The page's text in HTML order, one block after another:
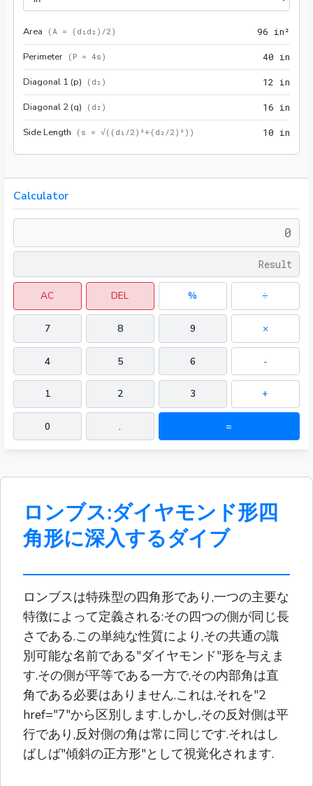
Area (A = (d₁d₂)/2) 96 in²
Perimeter ( P = 4s ) 40 in
Diagonal 1 (p) ( d₁ ) 12 in
Diagonal 2 (q) ( d₂ ) 16 in
Side Length ( s = √((d₁/2)²+(d₂/2)²) ) 10 in
Calculator
AC DEL % ÷
7 8 9 ×
4 5 6 -
1 2 3 +
0 . =
ロンブス:ダイヤモンド形四
角形に深入するダイブ
ロンブスは特殊型の四角形であり,一つの主要な
特徴によって定義される:その四つの側が同じ長
さである.この単純な性質により,その共通の識
別可能な名前である"ダイヤモンド"形を与えま
す.その側が平等である一方で,その内部角は直
角である必要はありません.これは,それを"2
href="7"から区別します.しかし,その反対側は平
行であり,反対側の角は常に同じです.それはし
ばしば"傾斜の正方形"として視覚化されます.